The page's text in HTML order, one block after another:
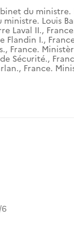
du
Louis
Laval II.,
Flandin I.,
, France.
Sécurité.,
, France.